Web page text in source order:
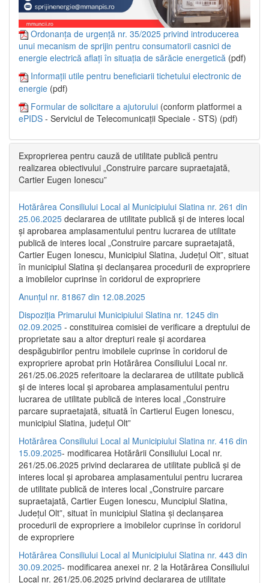
Ordonanța de urgență nr. 35/2025 privind introducerea
unui mecanism de sprijin pentru consumatorii casnici de
energie electrică aflați în situația de sărăcie energetică (pdf)
Informații utile pentru beneficiarii tichetului electronic de
energie (pdf)
Formular de solicitare a ajutorului (conform platformei a
ePIDS - Serviciul de Telecomunicații Speciale - STS) (pdf)
Exproprierea pentru cauză de utilitate publică pentru
realizarea obiectivului „Construire parcare supraetajată,
Cartier Eugen Ionescu”
Hotărârea Consiliului Local al Municipiului Slatina nr. 261 din
25.06.2025 declararea de utilitate publică și de interes local
și aprobarea amplasamentului pentru lucrarea de utilitate
publică de interes local „Construire parcare supraetajată,
Cartier Eugen Ionescu, Municipiul Slatina, Județul Olt”, situat
în municipiul Slatina și declanșarea procedurii de expropriere
a imobilelor cuprinse în coridorul de expropriere
Anunțul nr. 81867 din 12.08.2025
Dispoziția Primarului Municipiului Slatina nr. 1245 din
02.09.2025 - constituirea comisiei de verificare a dreptului de
proprietate sau a altor drepturi reale și acordarea
despăgubirilor pentru imobilele cuprinse în coridorul de
expropriere aprobat prin Hotărârea Consiliului Local nr.
261/25.06.2025 referitoare la declararea de utilitate publică
și de interes local și aprobarea amplasamentului pentru
lucrarea de utilitate publică de interes local „Construire
parcare supraetajată, situată în Cartierul Eugen Ionescu,
municipiul Slatina, județul Olt”
Hotărârea Consiliului Local al Municipiului Slatina nr. 416 din
15.09.2025- modificarea Hotărârii Consiliului Local nr.
261/25.06.2025 privind declararea de utilitate publică și de
interes local și aprobarea amplasamentului pentru lucrarea
de utilitate publică de interes local „Construire parcare
supraetajată, Cartier Eugen Ionescu, Muncipiul Slatina,
Județul Olt”, situat în municipiul Slatina și declanșarea
procedurii de expropriere a imobilelor cuprinse în coridorul
de expropriere
Hotărârea Consiliului Local al Municipiului Slatina nr. 443 din
30.09.2025- modificarea anexei nr. 2 la Hotărârea Consiliului
Local nr. 261/25.06.2025 privind declararea de utilitate